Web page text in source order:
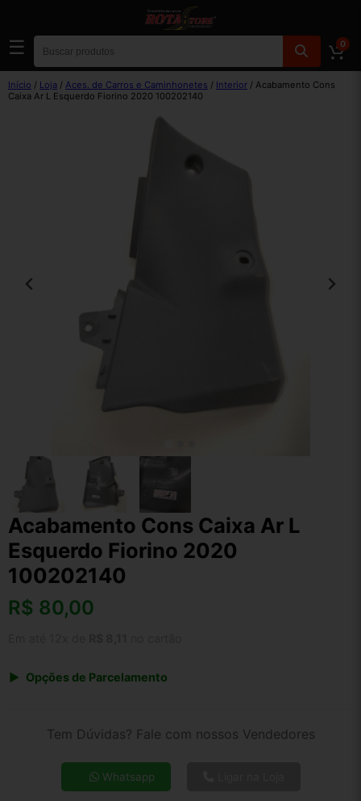
☰ 0
Início / Loja / Aces. de Carros e Caminhonetes / Interior / Acabamento Cons
Caixa Ar L Esquerdo Fiorino 2020 100202140
Acabamento Cons Caixa Ar L
Esquerdo Fiorino 2020
100202140
R$ 80,00
Opções de Parcelamento
4x de R$ 22,17
5x de R$ 17,97
Tem Dúvidas? Fale com nossos Vendedores
Whatsapp